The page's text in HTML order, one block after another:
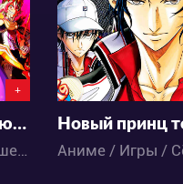
+
Удар монстра: Люцифер — Рассвет отчаяния
Магия / Игры / Экшен / Фэнтези / Аниме
1 0